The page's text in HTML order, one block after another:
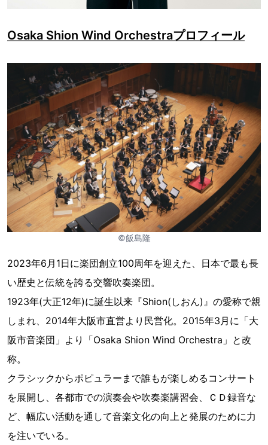
Osaka Shion Wind Orchestraプロフィール
©飯島隆
2023年6月1日に楽団創立100周年を迎えた、日本で最も⻑
い歴史と伝統を誇る交響吹奏楽団。
1923年(大正12年)に誕生以来『Shion(しおん)』の愛称で親
しまれ、2014年大阪市直営より⺠営化。2015年3月に「大
阪市音楽団」より「Osaka Shion Wind Orchestra」と改
称。
クラシックからポピュラーまで誰もが楽しめるコンサート
を展開し、各都市での演奏会や吹奏楽講習会、ＣＤ録音な
ど、幅広い活動を通して音楽文化の向上と発展のために力
を注いでいる。